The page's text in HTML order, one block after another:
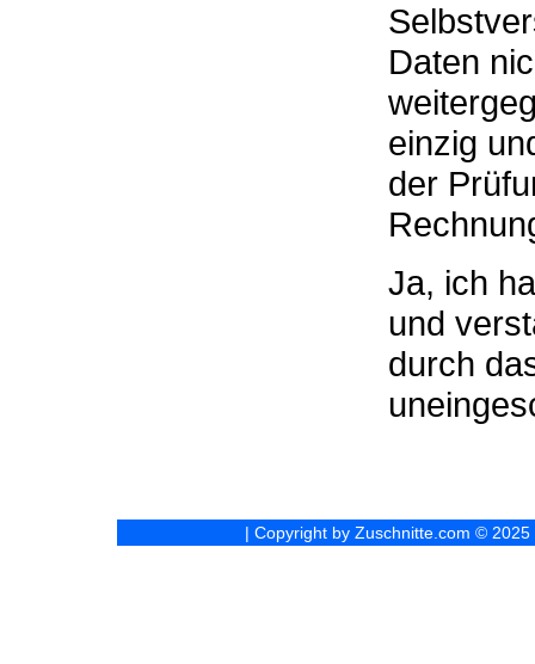
Daten
einzig
der
Ja, ich
und
durch
| Copyright by Zuschnitte.com ©